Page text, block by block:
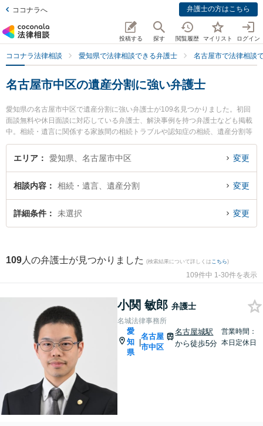
ココナラへ 弁護士の方はこちら
投稿する 探す 閲覧履歴 マイリスト ログイン
ココナラ法律相談 愛知県で法律相談できる弁護士 名古屋市で法律相談
名古屋市中区の遺産分割に強い弁護士
愛知県の名古屋市中区で遺産分割に強い弁護士が109名見つかりました。初回
面談無料や休日面談に対応している弁護士、解決事例を持つ弁護士なども掲載
中。相続・遺言に関係する家族間の相続トラブルや認知症の相続、遺産分割等
の細かな分野での絞り込み検索もでき便利です。特に名城法律事務所の小関 敏
郎弁護士や遠藤・伊佐治法律事務所の伊佐治 佑介弁護士、アイル法律事務所の
護士に相談したい』『遺産分割のトラブル解決の実績豊富な近くの弁護士を検
索したい』『初回相談無料で遺産分割を法律相談できる名古屋市中区内の弁護
士に相談予約したい』などでお困りの相談者さんにおすすめです。
エリア 愛知県、名古屋市中区 変更
相談内容 相続・遺言、遺産分割 変更
詳細条件 未選択 変更
109 人の弁護士が見つかりました (検索結果について詳しくは こちら)
109件中 1-30件を表示
小関 敏郎 弁護士
名城法律事務所
愛
知
県
|
名古屋
市中区
名古屋城駅
から徒歩5分
営業時間：
本日定休日